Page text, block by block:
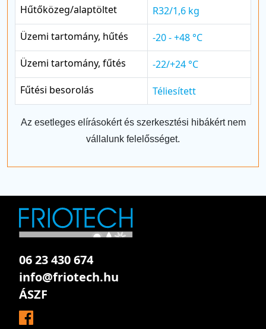
Hűtőközeg/alaptöltet
R32/1,6 kg
Üzemi tartomány, hűtés
-20 - +48 °C
Üzemi tartomány, fűtés
-22/+24 °C
Fűtési besorolás
Téliesített
Az esetleges elírásokért és szerkesztési hibákért nem
vállalunk felelősséget.
06 23 430 674
info@friotech.hu
ÁSZF